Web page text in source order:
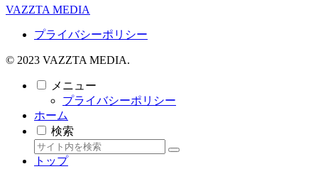
VAZZTA MEDIA
プライバシーポリシー
© 2023 VAZZTA MEDIA.
メニュー
プライバシーポリシー
ホーム
検索
トップ